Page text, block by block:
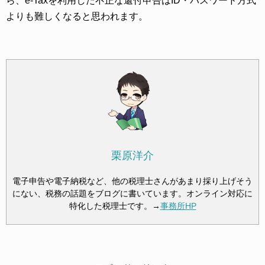
よりも難しくなると思われます。
栗原洋介
電子申告や電子納税など、他の税理士さんがあまり採り上げそう
にない、税務の話題をブログに書いています。オンライン対応に
特化した税理士です。→事務所HP